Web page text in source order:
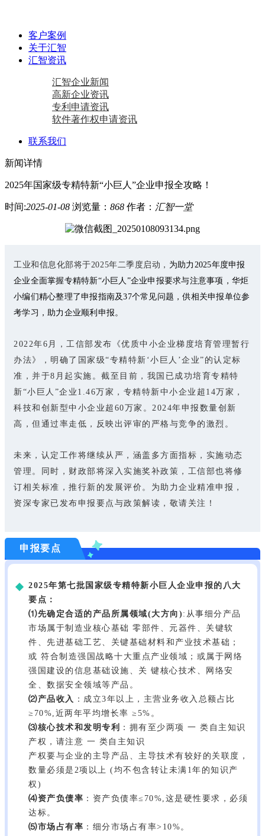
客户案例
关于汇智
汇智资讯
汇智企业新闻
高新企业资讯
专利申请资讯
软件著作权申请资讯
联系我们
新闻详情
2025年国家级专精特新“小巨人”企业申报全攻略！
时间:2025-01-08 浏览量： 868 作者： 汇智一堂
工业和信息化部将于2025年二季度启动， 为助力2025年度申报
企业全面掌握专精特新“小巨人”企业申报要求与注意事项，华炬
小编们精心整理了申报指南及37个常见问题，供相关申报单位参
考学习，助力企业顺利申报。
2022年6月，工信部发布《优质中小企业梯度培育管理暂行
办法》，明确了国家级“专精特新‘小巨人’企业”的认定标
准，并于8月起实施。截至目前，我国已成功培育专精特
新“小巨人”企业1.46万家，专精特新中小企业超14万家，
科技和创新型中小企业超60万家。2024年申报数量创新
高，但通过率走低，反映出评审的严格与竞争的激烈。
未来，认定工作将继续从严，涵盖多方面指标，实施动态
管理。同时，财政部将深入实施奖补政策，工信部也将修
订相关标准，推行新的发展评价。为助力企业精准申报，
资深专家已发布申报要点与政策解读，敬请关注！
申报要点
2025年第七批国家级专精特新小巨人企业申报的八大
要点：
⑴先确定合适的产品所属领域(大方向) :从事细分产品
市场属于制造业核心基础 零部件、元器件、关键软
件、先进基础工艺、关键基础材料和产业技术基础；
或 符合制造强国战略十大重点产业领域；或属于网络
强国建设的信息基础设施、关 键核心技术、网络安
全、数据安全领域等产品。
⑵产品收入 ：成立3年以上，主营业务收入总额占比
≥70%,近两年平均增长率 ≥5%。
⑶核心技术和发明专利
：拥有至少两项 一 类自主知识
产权，请注意 一 类自主知识
产权要与企业的主导产品、主导技术有较好的关联度，
数量必须是2项以上 (均不包含转让未满1年的知识产
权)
⑷资产负债率 ：资产负债率≤70%,这是硬性要求，必须
达标。
⑸市场占有率 ：细分市场占有率>10%。